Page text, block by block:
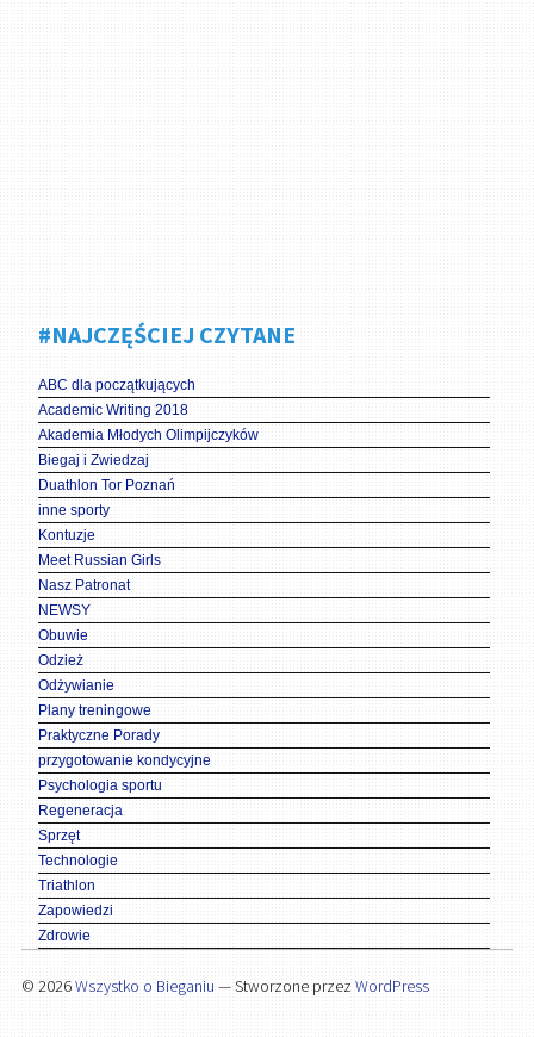
#NAJCZĘŚCIEJ CZYTANE
ABC dla początkujących
Academic Writing 2018
Akademia Młodych Olimpijczyków
Biegaj i Zwiedzaj
Duathlon Tor Poznań
inne sporty
Kontuzje
Meet Russian Girls
Nasz Patronat
NEWSY
Obuwie
Odzież
Odżywianie
Plany treningowe
Praktyczne Porady
przygotowanie kondycyjne
Psychologia sportu
Regeneracja
Sprzęt
Technologie
Triathlon
Zapowiedzi
Zdrowie
© 2026Wszystko o Bieganiu — Stworzone przez WordPress